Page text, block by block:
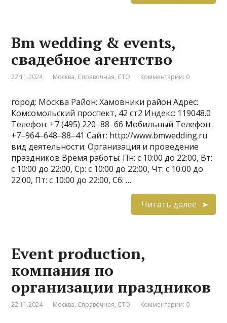
Bm wedding & events,
свадебное агентство
22.11.2024 Москва, Справочная, СТО Комментарии: 0
город: Москва Район: Хамовники район Адрес:
Комсомольский проспект, 42 ст2 Индекс: 119048.0
Телефон: +7 (495) 220‒88‒66 Мобильный Телефон:
+7‒964‒648‒88‒41 Сайт: http://www.bmwedding.ru
вид деятельности: Организация и проведение
праздников Время работы: Пн: с 10:00 до 22:00, Вт:
с 10:00 до 22:00, Ср: с 10:00 до 22:00, Чт: с 10:00 до
22:00, Пт: с 10:00 до 22:00, Сб: …
Читать далее
Event production,
компания по
организации праздников
22.11.2024 Москва, Справочная, СТО Комментарии: 0